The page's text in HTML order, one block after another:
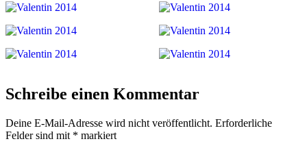
Schreibe einen Kommentar
Deine E-Mail-Adresse wird nicht veröffentlicht. Erforderliche
Felder sind mit * markiert